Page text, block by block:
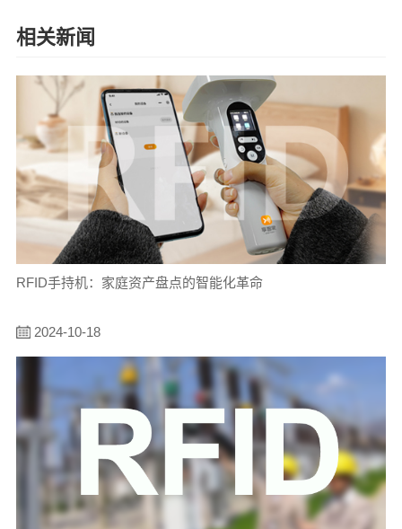
相关新闻
RFID手持机：家庭资产盘点的智能化革命
2024-10-18